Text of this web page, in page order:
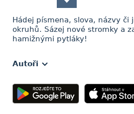
Hádej písmena, slova, názvy či
okruhů. Sázej nové stromky a
hamižnými pytláky!
Autoři